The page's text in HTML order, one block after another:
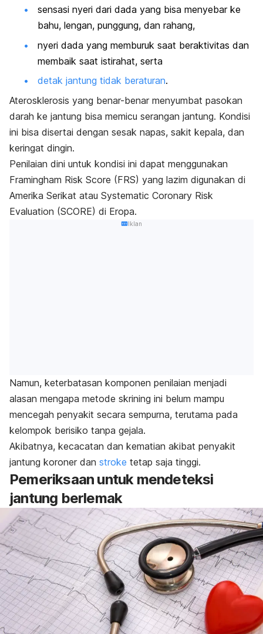
sensasi nyeri dari dada yang bisa menyebar ke
bahu, lengan, punggung, dan rahang,
nyeri dada yang memburuk saat beraktivitas dan
membaik saat istirahat, serta
detak jantung tidak beraturan.
Aterosklerosis yang benar-benar menyumbat pasokan
darah ke jantung bisa memicu serangan jantung. Kondisi
ini bisa disertai dengan sesak napas, sakit kepala, dan
keringat dingin.
Penilaian dini untuk kondisi ini dapat menggunakan
Framingham Risk Score (FRS) yang lazim digunakan di
Amerika Serikat atau Systematic Coronary Risk
Evaluation (SCORE) di Eropa.
Iklan
Namun, keterbatasan komponen penilaian menjadi
alasan mengapa metode skrining ini belum mampu
mencegah penyakit secara sempurna, terutama pada
kelompok berisiko tanpa gejala.
Akibatnya, kecacatan dan kematian akibat penyakit
jantung koroner dan stroke tetap saja tinggi.
Pemeriksaan untuk mendeteksi
jantung berlemak